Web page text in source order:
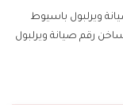
ويرلبول باسيوط
رقم صيانة ويرلبول